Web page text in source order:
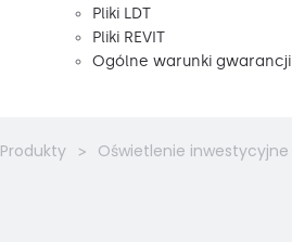
Pliki LDT
Pliki REVIT
Ogólne warunki gwarancji
Produkty Oświetlenie inwestycyjne